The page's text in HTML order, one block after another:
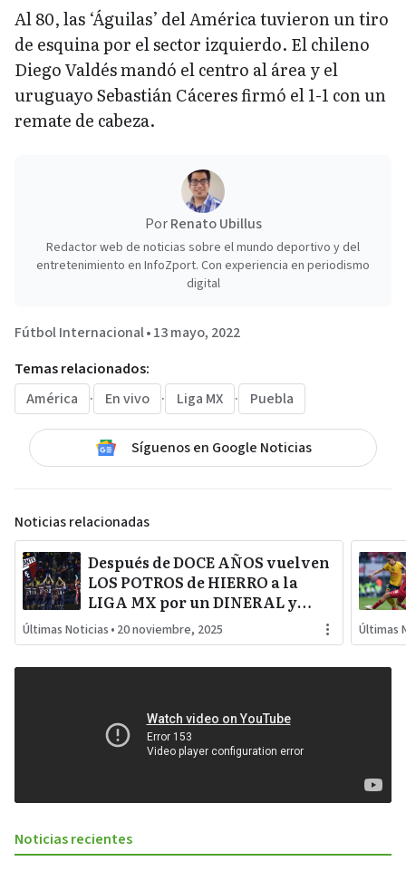
Al 80, las ‘Águilas’ del América tuvieron un tiro
de esquina por el sector izquierdo. El chileno
Diego Valdés mandó el centro al área y el
uruguayo Sebastián Cáceres firmó el 1-1 con un
remate de cabeza.
PorRenato Ubillus
Redactor web de noticias sobre el mundo deportivo y del
entretenimiento en InfoZport. Con experiencia en periodismo
digital
Fútbol Internacional•13 mayo, 2022
Temas relacionados:
América
· En vivo · Liga MX · Puebla
Síguenos en Google Noticias
Noticias relacionadas
Después de DOCE AÑOS vuelven
LOS POTROS de HIERRO a la
LIGA MX por un DINERAL y
jugarán en el ESTADIO AZTECA
de MÉXICO
Últimas Noticias • 20 noviembre, 2025 Últimas
Noticias recientes